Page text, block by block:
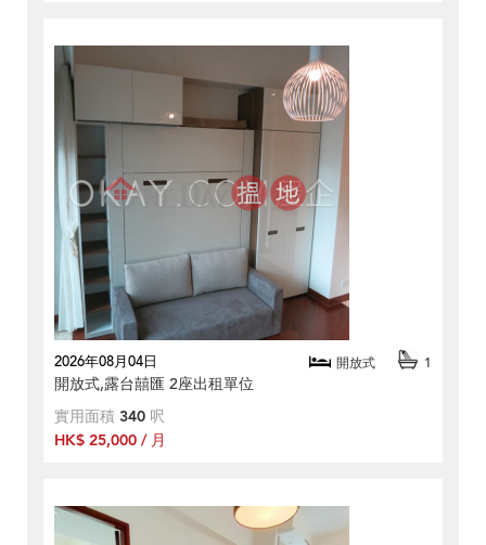
2026年08月04日 開放式 1
開放式,露台囍匯 2座出租單位
實用面積 340 呎
HK$ 25,000 / 月